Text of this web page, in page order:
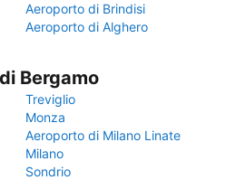
Aeroporto di Brindisi
Aeroporto di Alghero
Bergamo
Treviglio
Monza
Aeroporto di Milano Linate
Milano
Sondrio